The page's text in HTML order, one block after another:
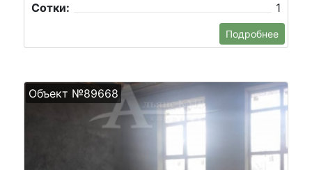
Сотки:
1
Подробнее
Объект №89668